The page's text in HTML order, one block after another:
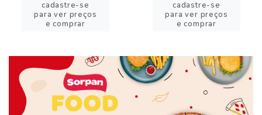
cadastre-se
para ver preços
e comprar
cadastre-se
para ver preços
e comprar